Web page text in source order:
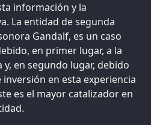
información y la
La entidad de segunda
Gandalf, es un caso
en primer lugar, a la
en segundo lugar, debido
en esta experiencia
es el mayor catalizador en